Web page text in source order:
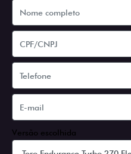
Versão escolhida